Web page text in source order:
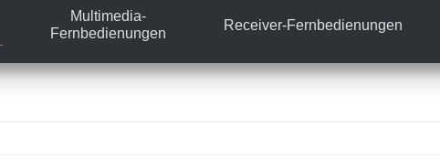
Multimedia-
Fernbedienungen
Receiver-Fernbedienungen